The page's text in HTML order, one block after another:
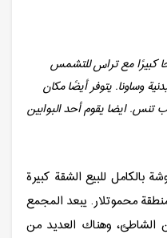
كبيرًا مع تراس للتشمس
وساونا. يتوفر أيضًا مكان
تنس. ايضا يقوم أحد البوابين
بالكامل للبيع الشقة كبيرة
محموتلار. يبعد المجمع
الشاطئ، وهناك العديد من